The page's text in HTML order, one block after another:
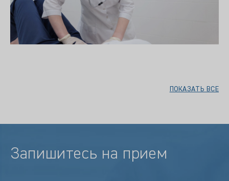
ПОКАЗАТЬ ВСЕ
Запишитесь на прием